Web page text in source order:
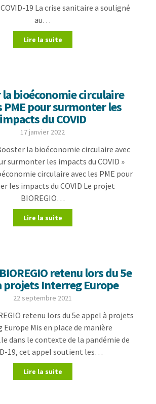
19 La crise sanitaire a souligné
au…
Lire la suite
bioéconomie circulaire
PME pour surmonter les
impacts du COVID
17 janvier 2022
la bioéconomie circulaire avec
surmonter les impacts du COVID »
circulaire avec les PME pour
les impacts du COVID Le projet
BIOREGIO…
Lire la suite
retenu lors du 5e
projets Interreg Europe
22 septembre 2021
retenu lors du 5e appel à projets
Mis en place de manière
dans le contexte de la pandémie de
19, cet appel soutient les…
Lire la suite